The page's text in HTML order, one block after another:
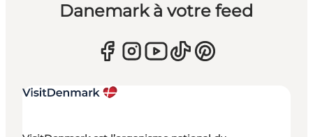
Danemark à votre feed